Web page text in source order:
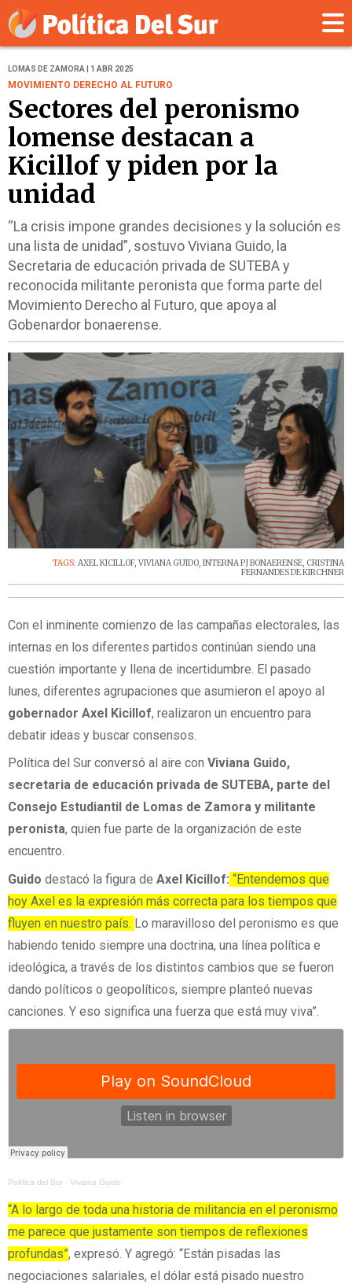
LOMAS DE ZAMORA | 1 ABR 2025
MOVIMIENTO DERECHO AL FUTURO
Sectores del peronismo
lomense destacan a
Kicillof y piden por la
unidad
“La crisis impone grandes decisiones y la solución es
una lista de unidad”, sostuvo Viviana Guido, la
Secretaria de educación privada de SUTEBA y
reconocida militante peronista que forma parte del
Movimiento Derecho al Futuro, que apoya al
Gobenardor bonaerense.
TAGS: AXEL KICILLOF, VIVIANA GUIDO, INTERNA PJ BONAERENSE, CRISTINA
FERNANDES DE KIRCHNER
Con el inminente comienzo de las campañas electorales, las
internas en los diferentes partidos continúan siendo una
cuestión importante y llena de incertidumbre. El pasado
lunes, diferentes agrupaciones que asumieron el apoyo al
gobernador Axel Kicillof, realizaron un encuentro para
debatir ideas y buscar consensos.
Política del Sur conversó al aire con Viviana Guido,
secretaria de educación privada de SUTEBA, parte del
Consejo Estudiantil de Lomas de Zamora y militante
peronista, quien fue parte de la organización de este
encuentro.
Guido destacó la figura de Axel Kicillof: “Entendemos que
hoy Axel es la expresión más correcta para los tiempos que
fluyen en nuestro país. Lo maravilloso del peronismo es que
habiendo tenido siempre una doctrina, una línea política e
ideológica, a través de los distintos cambios que se fueron
dando políticos o geopolíticos, siempre planteó nuevas
canciones. Y eso significa una fuerza que está muy viva”.
Política del Sur · Viviana Guido
“A lo largo de toda una historia de militancia en el peronismo
me parece que justamente son tiempos de reflexiones
profundas”, expresó. Y agregó: “Están pisadas las
negociaciones salariales, el dólar está pisado nuestro